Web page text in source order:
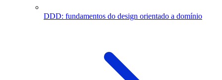
DDD: fundamentos do design orientado a domínio